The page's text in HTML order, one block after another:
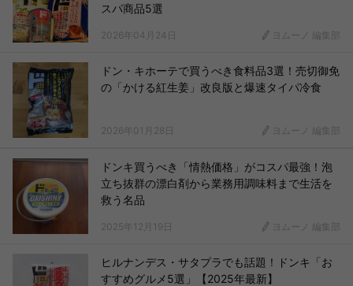
スパ商品5選
2026年04月24日 ヨムーノ 編集部
ドン・キホーテで買うべき食料品3選！売切御免
の「かける紅生姜」改良版と爆速タイパ冷食
2026年01月28日 ヨムーノ 編集部
ドンキ買うべき「情熱価格」がコスパ最強！泡
立ち抜群の漂白剤から業務用調味料まで生活を
救う名品
2025年12月19日 ヨムーノ 編集部
ヒルナンデス・サタプラでも話題！ドンキ「お
すすめグルメ5選」【2025年最新】